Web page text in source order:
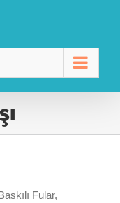
Fular,